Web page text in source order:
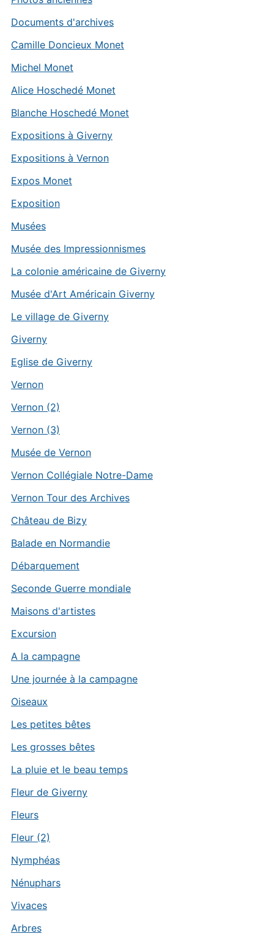
Documents d'archives
Camille Doncieux Monet
Michel Monet
Alice Hoschedé Monet
Blanche Hoschedé Monet
Expositions à Giverny
Expositions à Vernon
Expos Monet
Exposition
Musées
Musée des Impressionnismes
La colonie américaine de Giverny
Musée d'Art Américain Giverny
Le village de Giverny
Giverny
Eglise de Giverny
Vernon
Vernon (2)
Vernon (3)
Musée de Vernon
Vernon Collégiale Notre-Dame
Vernon Tour des Archives
Château de Bizy
Balade en Normandie
Débarquement
Seconde Guerre mondiale
Maisons d'artistes
Excursion
A la campagne
Une journée à la campagne
Oiseaux
Les petites bêtes
Les grosses bêtes
La pluie et le beau temps
Fleur de Giverny
Fleurs
Fleur (2)
Nymphéas
Nénuphars
Vivaces
Arbres